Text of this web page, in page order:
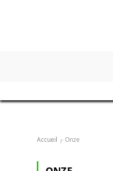
Accueil ┌Onze